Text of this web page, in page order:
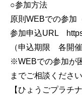
○参加方法
原則WEBでの参加
参加申込URL
（申込期限 各開
※WEBでの参加が
までご相談ください
【ひょうごプラチ